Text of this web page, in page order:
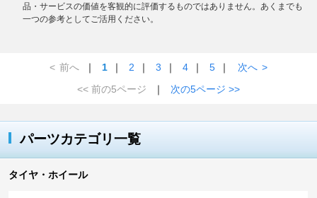
品・サービスの価値を客観的に評価するものではありません。あくまでも
一つの参考としてご活用ください。
< 前へ ｜ 1 ｜ 2 ｜ 3 ｜ 4 ｜ 5 ｜ 次へ >
<< 前の5ページ
｜ 次の5ページ >>
パーツカテゴリ一覧
タイヤ・ホイール